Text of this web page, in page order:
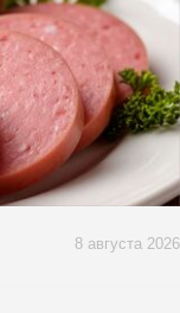
8 августа 2026